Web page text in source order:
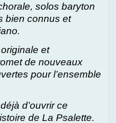
solos baryton
bien connus et
et
de nouveaux
pour l’ensemble
d’ouvrir ce
de La Psalette.